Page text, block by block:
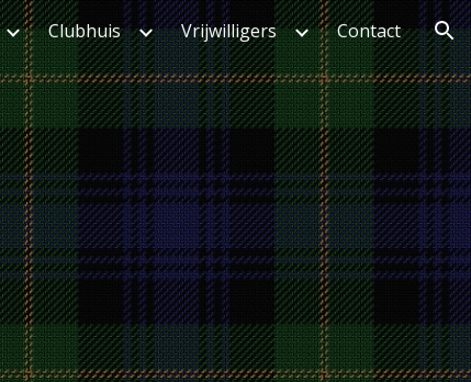
Clubhuis Vrijwilligers Contact